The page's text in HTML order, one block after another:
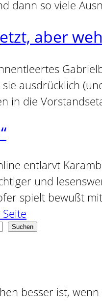
dann so viele
aber
ausdrücklich
in die
entlarvt
und
spielt bewußt
Suchen
besser ist, wenn